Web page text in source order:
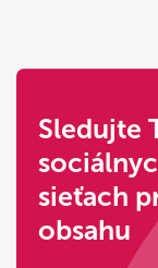
Sledujte
sieťach
obsahu